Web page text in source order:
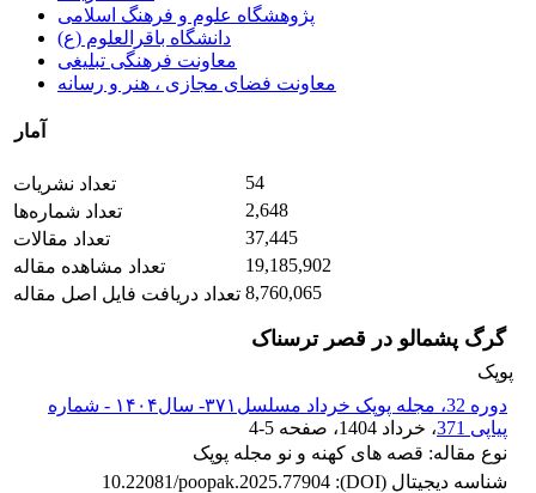
پژوهشگاه علوم و فرهنگ اسلامی
دانشگاه باقرالعلوم (ع)
معاونت فرهنگی تبلیغی
معاونت فضای مجازی ، هنر و رسانه
آمار
تعداد نشریات
54
تعداد شماره‌ها
2,648
تعداد مقالات
37,445
تعداد مشاهده مقاله
19,185,902
تعداد دریافت فایل اصل مقاله 8,760,065
گرگ پشمالو در قصر ترسناک
پوپک
دوره 32، مجله پوپک خرداد مسلسل۳۷۱- سال۱۴۰۴ - شماره
پیاپی 371
، خرداد 1404 ، صفحه 4-5
نوع مقاله: قصه های کهنه و نو مجله پوپک
شناسه دیجیتال (DOI):
10.22081/poopak.2025.77904